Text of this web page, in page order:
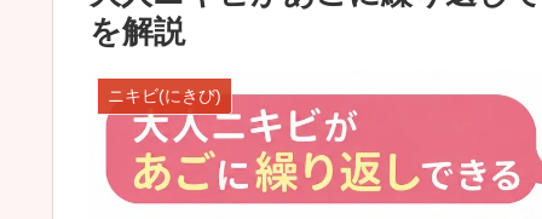
を解説
ニキビ(にきび)